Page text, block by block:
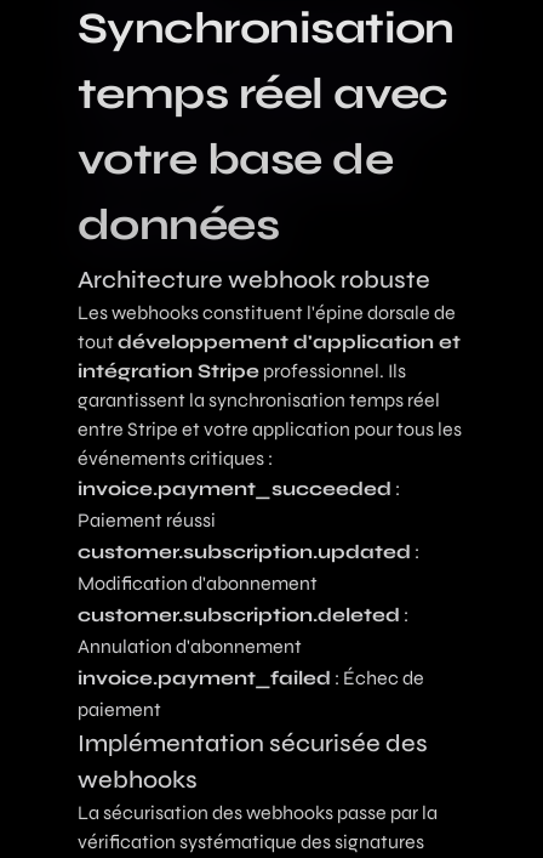
Synchronisation
temps réel avec
votre base de
données
Architecture webhook robuste
Leswebhooksconstituent l'épine dorsale de
toutdéveloppement d'application et
intégration Stripe professionnel. Ils
garantissent la synchronisation temps réel
entre Stripe et votre application pour tous les
événements critiques :
invoice.payment_succeeded :
Paiement réussi
customer.subscription.updated :
Modification d'abonnement
customer.subscription.deleted :
Annulation d'abonnement
invoice.payment_failed : Échec de
paiement
Implémentation sécurisée des
webhooks
La sécurisation des webhooks passe par la
vérification systématique des signatures